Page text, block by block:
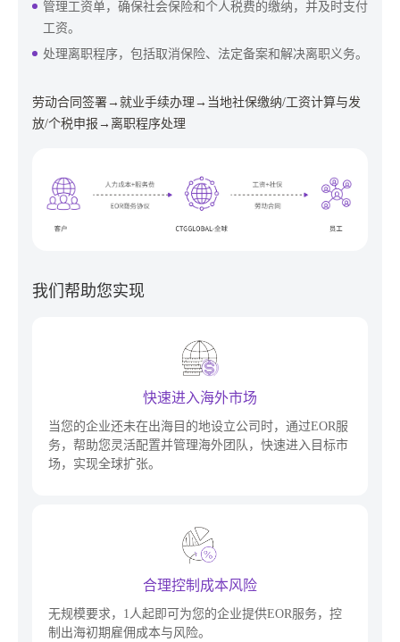
管理工资单，确保社会保险和个人税费的缴纳，并及时支付
工资。
处理离职程序，包括取消保险、法定备案和解决离职义务。
劳动合同签署→就业手续办理→当地社保缴纳/工资计算与发
放/个税申报→离职程序处理
我们帮助您实现
快速进入海外市场
当您的企业还未在出海目的地设立公司时，通过EOR服
务，帮助您灵活配置并管理海外团队，快速进入目标市
场，实现全球扩张。
合理控制成本风险
无规模要求，1人起即可为您的企业提供EOR服务，控
制出海初期雇佣成本与风险。